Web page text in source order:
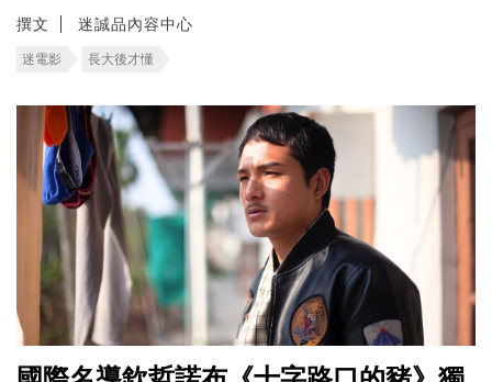
撰文 迷誠品內容中心
迷電影 長大後才懂